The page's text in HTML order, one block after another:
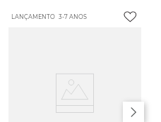
LANÇAMENTO 3-7 ANOS